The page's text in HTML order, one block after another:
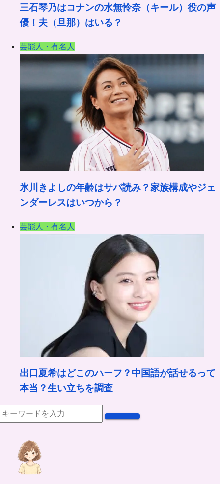
三石琴乃はコナンの水無怜奈（キール）役の声
優！夫（旦那）はいる？
芸能人・有名人
氷川きよしの年齢はサバ読み？家族構成やジェ
ンダーレスはいつから？
芸能人・有名人
出口夏希はどこのハーフ？中国語が話せるって
本当？生い立ちを調査